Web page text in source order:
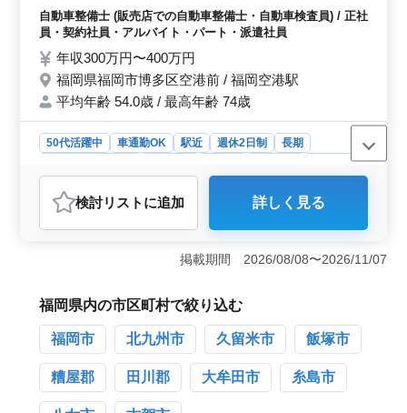
ャリアパスの機会も豊富であり、自己成長を目指しなが
ら、長く安定して働くことができます。
・部品の交換、取り付け、補修 ＊50代以上
の方も積極採用中！ ＊週休2日シフト制でお
やすい☆ まずはお気になる点、お問い合わ
せください。 皆様のご応募、お待ちしてお
ります！
自動車整備士 (販売店での自動車整備士・自動車検査員) / 正社
員・契約社員・アルバイト・パート・派遣社員
年収300万円〜400万円
福岡県福岡市博多区空港前 / 福岡空港駅
平均年齢 54.0歳 / 最高年齢 74歳
50代活躍中 車通勤OK 駅近 週休2日制
長期
派遣社員
自動車整備士
おすすめポイント
＜豊富な経験を活かせる整備士のお仕事＞ 自動車販売
店での整備士業務を担当し、点検整備や車検整備などの
作業を行います。国産車を中心とした小型車や乗用車の
50代以上の方も歓迎し、幅広い年齢層が活躍中で
す。 ＜働きやすさ抜群の待遇＞ 週休2日のシフト制
で、土日祝休みなど充実の休日取得が可能です。また、
無料駐車場完備で車通勤もOKです。福岡空港駅から徒歩
圏内で通勤も便利です。給与面では通勤手当の全額支給
や年2回の賞与もあり、安定した生活を支えます。 ＜
安定した企業でのキャリア＞ 福岡県内の自動車販売、
検討リスト に追加 詳しく見る
掲載期間 2026/08/08〜2026/11/07
福岡県内の市区町村で絞り込む
福岡市 北九州市 久留米市 飯塚市
糟屋郡 田川郡 大牟田市 糸島市